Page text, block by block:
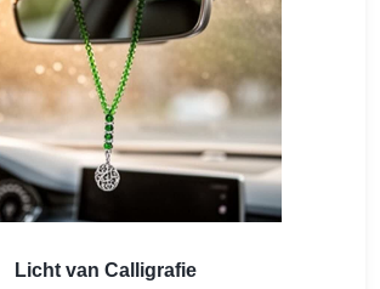
Licht van Calligrafie